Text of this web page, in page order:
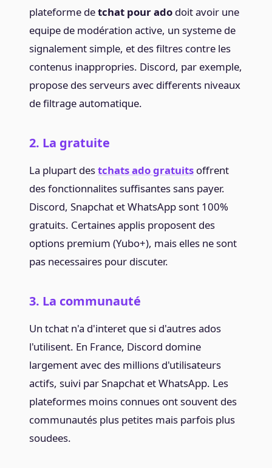
plateforme detchat pour ado doit avoir une
equipe de modération active, un systeme de
signalement simple, et des filtres contre les
contenus inappropries. Discord, par exemple,
propose des serveurs avec differents niveaux
de filtrage automatique.
2. La gratuite
La plupart destchats ado gratuits offrent
des fonctionnalites suffisantes sans payer.
Discord, Snapchat et WhatsApp sont 100%
gratuits. Certaines applis proposent des
options premium (Yubo+), mais elles ne sont
pas necessaires pour discuter.
3. La communauté
Un tchat n'a d'interet que si d'autres ados
l'utilisent. En France, Discord domine
largement avec des millions d'utilisateurs
actifs, suivi par Snapchat et WhatsApp. Les
plateformes moins connues ont souvent des
communautés plus petites mais parfois plus
soudees.